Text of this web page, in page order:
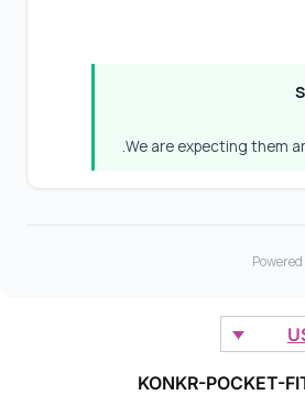
KONKR-POCKET-